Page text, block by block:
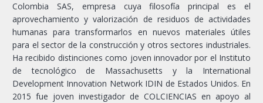
Colombia SAS, empresa cuya filosofía principal es el
aprovechamiento y valorización de residuos de actividades
humanas para transformarlos en nuevos materiales útiles
para el sector de la construcción y otros sectores industriales.
Ha recibido distinciones como joven innovador por el Instituto
de tecnológico de Massachusetts y la International
Development Innovation Network IDIN de Estados Unidos. En
2015 fue joven investigador de COLCIENCIAS en apoyo al